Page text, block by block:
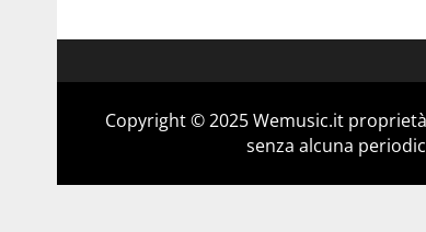
Copyright © 2025 Wemusic.it
senza alcuna